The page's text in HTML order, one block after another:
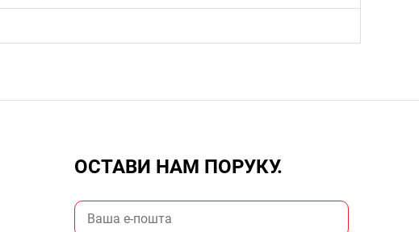
ОСТАВИ НАМ ПОРУКУ.